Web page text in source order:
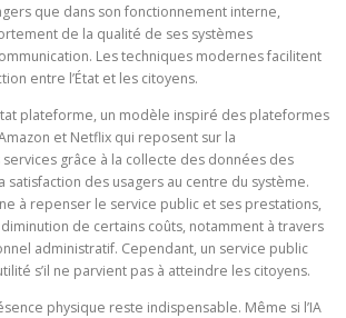
que dans son fonctionnement interne,
de la qualité de ses systèmes
Les techniques modernes facilitent
entre l’État et les citoyens.
plateforme, un modèle inspiré des plateformes
et Netflix qui reposent sur la
grâce à la collecte des données des
satisfaction des usagers au centre du système.
à repenser le service public et ses prestations,
de certains coûts, notamment à travers
administratif. Cependant, un service public
s’il ne parvient pas à atteindre les citoyens.
physique reste indispensable. Même si l’IA